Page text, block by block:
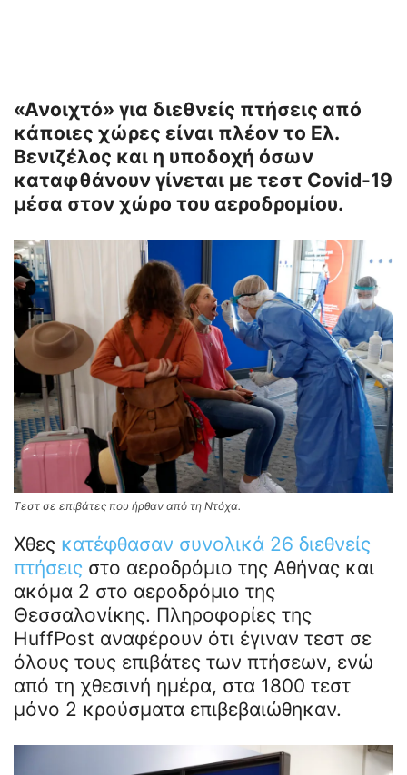
«Ανοιχτό» για διεθνείς πτήσεις από
κάποιες χώρες είναι πλέον το Ελ.
Βενιζέλος και η υποδοχή όσων
καταφθάνουν γίνεται με τεστ Covid-19
μέσα στον χώρο του αεροδρομίου.
Τεστ σε επιβάτες που ήρθαν από τη Ντόχα.
Χθες κατέφθασαν συνολικά 26 διεθνείς
πτήσεις στο αεροδρόμιο της Αθήνας και
ακόμα 2 στο αεροδρόμιο της
Θεσσαλονίκης. Πληροφορίες της
HuffPost αναφέρουν ότι έγιναν τεστ σε
όλους τους επιβάτες των πτήσεων, ενώ
από τη χθεσινή ημέρα, στα 1800 τεστ
μόνο 2 κρούσματα επιβεβαιώθηκαν.